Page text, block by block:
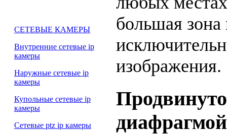
СЕТЕВЫЕ КАМЕРЫ
Внутренние сетевые ip
камеры
Наружные сетевые ip
камеры
Купольные сетевые ip
камеры
Сетевые ptz ip камеры
большая
изображения.
диафрагмой